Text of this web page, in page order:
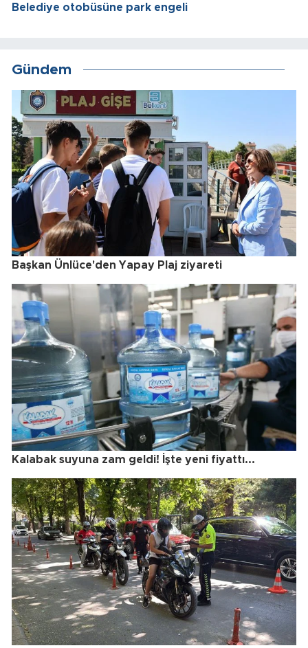
Belediye otobüsüne park engeli
Gündem
Başkan Ünlüce'den Yapay Plaj ziyareti
Kalabak suyuna zam geldi! İşte yeni fiyattı...